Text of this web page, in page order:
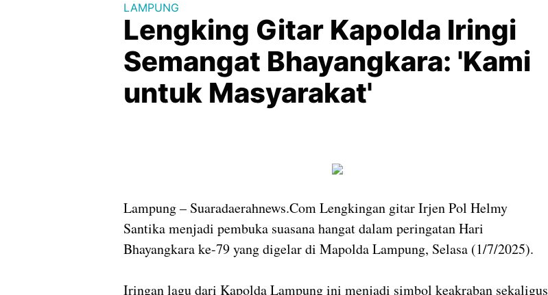
LAMPUNG
Lengking Gitar Kapolda Iringi
Semangat Bhayangkara: 'Kami
untuk Masyarakat'
Lampung – Suaradaerahnews.Com Lengkingan gitar Irjen Pol Helmy
Santika menjadi pembuka suasana hangat dalam peringatan Hari
Bhayangkara ke-79 yang digelar di Mapolda Lampung, Selasa (1/7/2025).
Iringan lagu dari Kapolda Lampung ini menjadi simbol keakraban sekaligus